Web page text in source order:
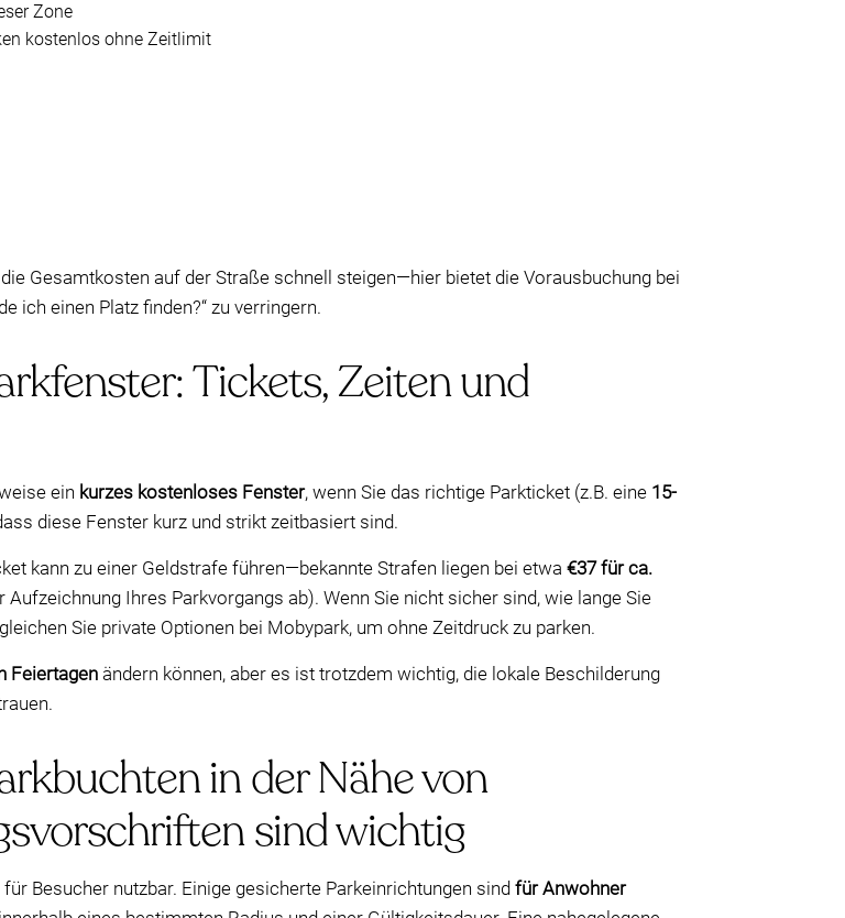
Zone
kostenlos ohne Zeitlimit
Gesamtkosten auf der Straße schnell steigen—hier bietet die Vorausbuchung bei
ich einen Platz finden?“ zu verringern.
Tickets, Zeiten und
ein kurzes kostenloses Fenster, wenn Sie das richtige Parkticket (z.B. eine 15-
diese Fenster kurz und strikt zeitbasiert sind.
kann zu einer Geldstrafe führen—bekannte Strafen liegen bei etwa €37 für ca.
Ihres Parkvorgangs ab). Wenn Sie nicht sicher sind, wie lange Sie
Sie private Optionen bei Mobypark, um ohne Zeitdruck zu parken.
Feiertagen ändern können, aber es ist trotzdem wichtig, die lokale Beschilderung
in der Nähe von
sind wichtig
Besucher nutzbar. Einige gesicherte Parkeinrichtungen sind für Anwohner